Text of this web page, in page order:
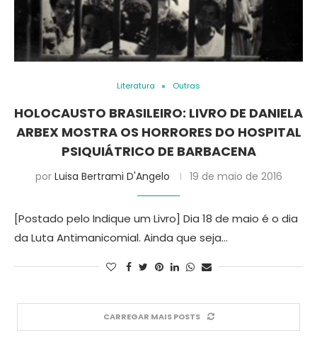
Literatura Outras
HOLOCAUSTO BRASILEIRO: LIVRO DE DANIELA
ARBEX MOSTRA OS HORRORES DO HOSPITAL
PSIQUIÁTRICO DE BARBACENA
por Luisa Bertrami D'Angelo 19 de maio de 2016
[Postado pelo Indique um Livro] Dia 18 de maio é o dia
da Luta Antimanicomial. Ainda que seja…
CARREGAR MAIS POSTS